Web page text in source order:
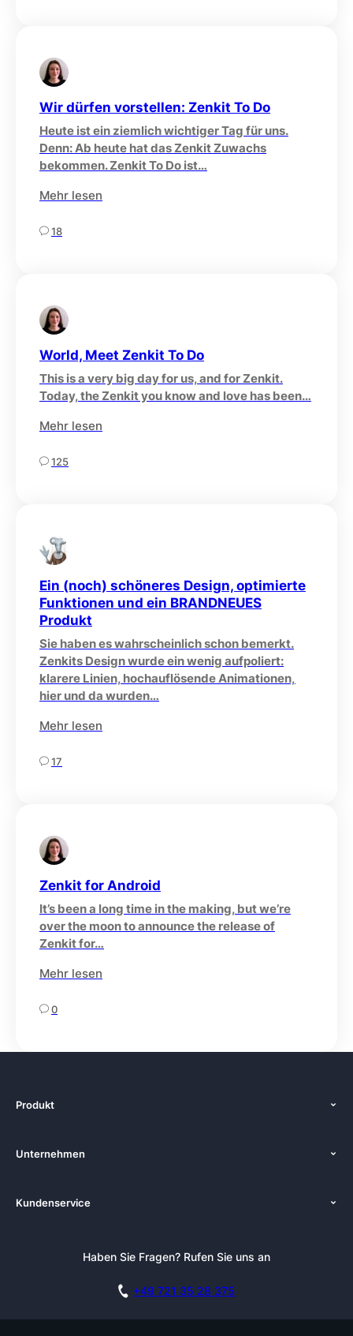
Wir dürfen vorstellen: Zenkit To Do
Heute ist ein ziemlich wichtiger Tag für uns.
Denn: Ab heute hat das Zenkit Zuwachs
bekommen. Zenkit To Do ist…
Mehr lesen
18
World, Meet Zenkit To Do
This is a very big day for us, and for Zenkit.
Today, the Zenkit you know and love has been…
Mehr lesen
125
Ein (noch) schöneres Design, optimierte
Funktionen und ein BRANDNEUES
Produkt
Sie haben es wahrscheinlich schon bemerkt.
Zenkits Design wurde ein wenig aufpoliert:
klarere Linien, hochauflösende Animationen,
hier und da wurden…
Mehr lesen
17
Zenkit for Android
It’s been a long time in the making, but we’re
over the moon to announce the release of
Zenkit for…
Mehr lesen
0
Produkt
Preise
Lösungen
Integrationen
Unternehmen
Zenkit in der Presse
Kundenservice
Haben Sie Fragen? Rufen Sie uns an
+49 721 35 28 375